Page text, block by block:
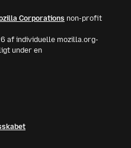
Corporations non-profit
af individuelle mozilla.org-
under en